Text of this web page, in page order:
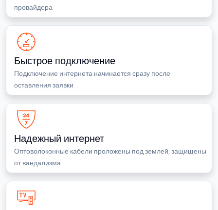
провайдера
Быстрое подключение
Подключение интернета начинается сразу после
оставления заявки
Надежный интернет
Оптоволоконные кабели проложены под землей, защищены
от вандализма